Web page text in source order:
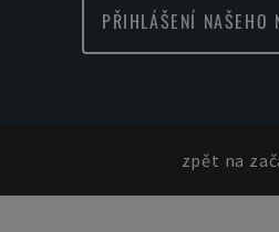
PŘIHLÁŠENÍ NAŠEHO
zpět na